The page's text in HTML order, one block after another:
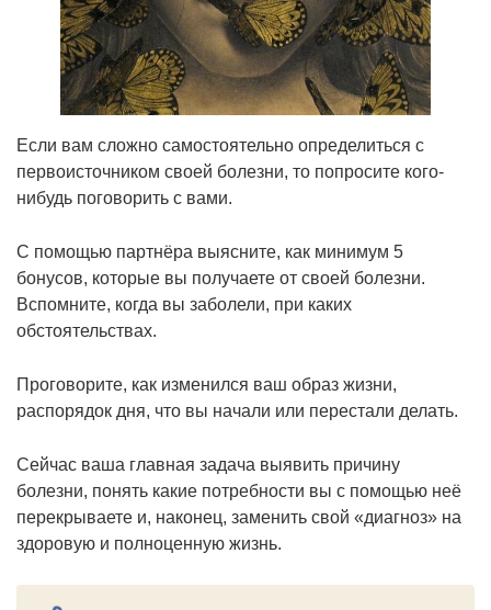
Если вам сложно самостоятельно определиться с
первоисточником своей болезни, то попросите кого-
нибудь поговорить с вами.
С помощью партнёра выясните, как минимум 5
бонусов, которые вы получаете от своей болезни.
Вспомните, когда вы заболели, при каких
обстоятельствах.
Проговорите, как изменился ваш образ жизни,
распорядок дня, что вы начали или перестали делать.
Сейчас ваша главная задача выявить причину
болезни, понять какие потребности вы с помощью неё
перекрываете и, наконец, заменить свой «диагноз» на
здоровую и полноценную жизнь.